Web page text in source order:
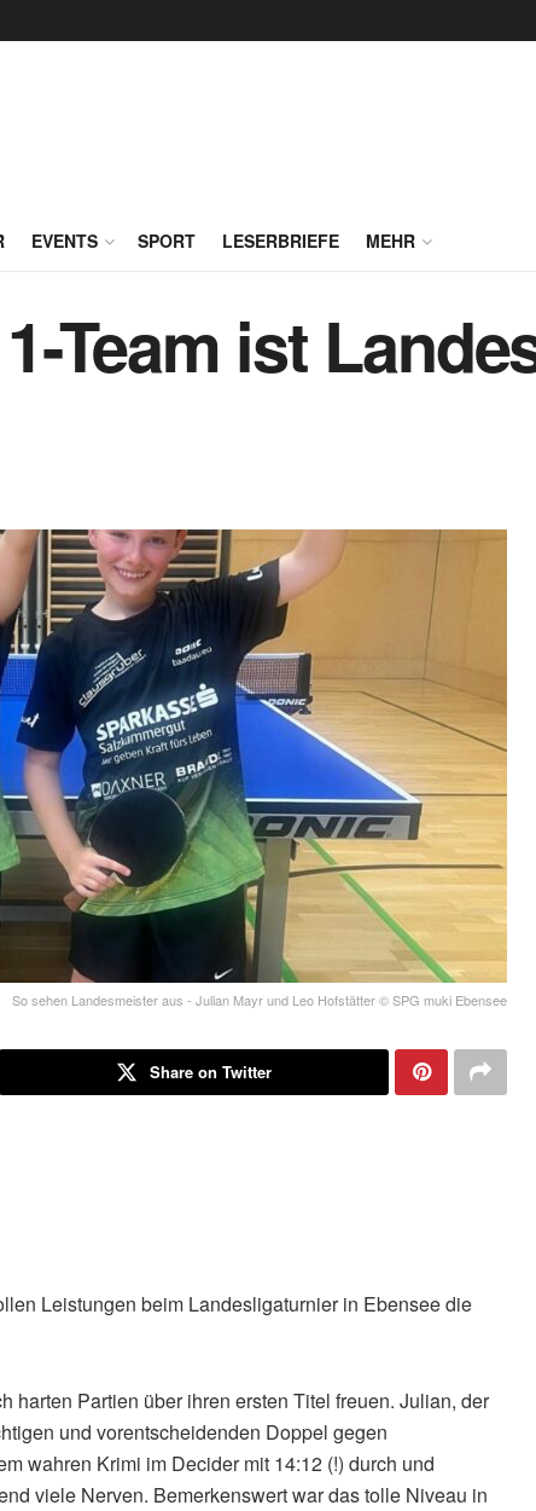
EVENTS SPORT LESERBRIEFE MEHR
Team ist
So sehen Landesmeister aus - Julian Mayr und Leo Hofstätter © SPG muki Ebensee
Share on Twitter
Leistungen beim Landesligaturnier in Ebensee die
harten Partien über ihren ersten Titel freuen. Julian, der
und vorentscheidenden Doppel gegen
wahren Krimi im Decider mit 14:12 (!) durch und
viele Nerven. Bemerkenswert war das tolle Niveau in